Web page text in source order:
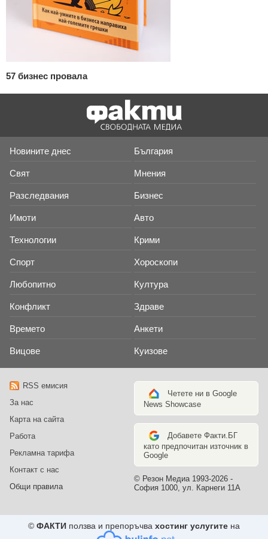
57 бизнес провала
Новините днес България
Свят Мнения
Разследвания Бизнес
Имоти Авто
Технологии Крими
Спорт Хороскопи
Любопитно Култура
Конфликт Здраве
Времето Анкети
Вицове Куизове
RSS емисия
За нас
Карта на сайта
Работа
Рекламна тарифа
Контакт с нас
Общи правила
Четете ни в Google
News Showcase
Добавете Факти.БГ
като предпочитан източник в
Google
© Резон Медиа 1993-2026 -
София 1000, ул. Карнеги 11А
© ФАКТИ ползва и препоръчва хостинг услугите на